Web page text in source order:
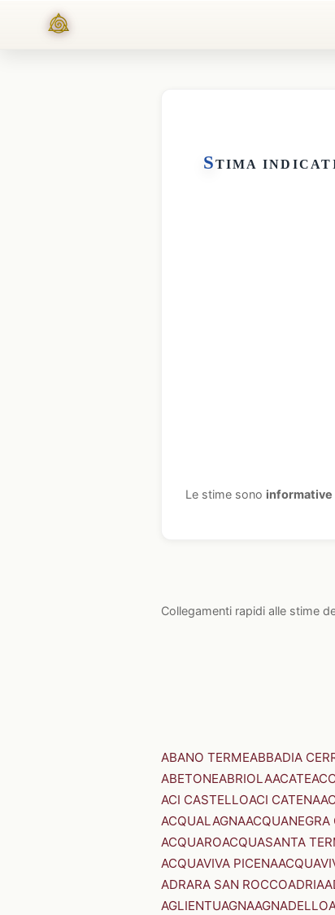
STIMA
Le stime sono informative
Collegamenti rapidi alle stime
ABANO TERMEABBADIA
ABETONEABRIOLAACATE
ACI CASTELLOACI CATENA
ACQUALAGNAACQUANEGRA
ACQUAROACQUASANTA
ACQUAVIVA PICENA
ADRARA SAN ROCCOADRIA
AGLIENTUAGNAAGNADELLO